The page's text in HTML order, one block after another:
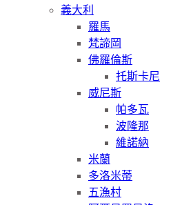
義大利
羅馬
梵諦岡
佛羅倫斯
托斯卡尼
威尼斯
帕多瓦
波隆那
維諾納
米蘭
多洛米蒂
五漁村